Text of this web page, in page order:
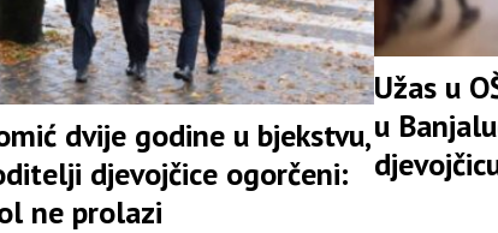
dvije godine u bjekstvu,
djevojčice ogorčeni:
ne prolazi
Užas u
u